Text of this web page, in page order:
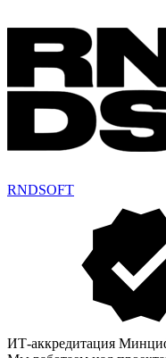
RNDSOFT
ИТ-аккредитация